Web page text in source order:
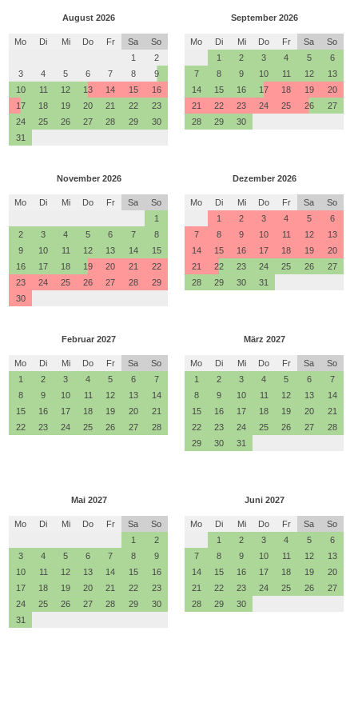
August 2026
Mo Di Mi Do Fr Sa
So
1
2
3
4 5 6 7 8
9
10
11 12 13 14 15
16
17
18 19 20 21 22
23
24
25 26 27 28 29
30
31
September 2026
Mo Di Mi Do Fr Sa
So
1
2 3 4 5
6
7
8 9 10 11 12
13
14
15 16 17 18 19
20
21
22 23 24 25 26
27
28
29 30
November 2026
Mo Di Mi Do Fr Sa
So
1
2
3 4 5 6 7
8
9
10 11 12 13 14
15
16
17 18 19 20 21
22
23
24 25 26 27 28
29
30
Dezember 2026
Mo Di Mi Do Fr Sa
So
1
2 3 4 5
6
7
8 9 10 11 12
13
14
15 16 17 18 19
20
21
22 23 24 25 26
27
28
29 30 31
Februar 2027
Mo Di Mi Do Fr Sa
So
1
2 3 4 5 6
7
8
9 10 11 12 13
14
15
16 17 18 19 20
21
22
23 24 25 26 27 28
März 2027
Mo Di Mi Do Fr Sa
So
1
2 3 4 5 6
7
8
9 10 11 12 13
14
15
16 17 18 19 20
21
22
23 24 25 26 27
28
29
30 31
Mai 2027
Mo Di Mi Do Fr Sa
So
1
2
3
4 5 6 7 8
9
10
11 12 13 14 15
16
17
18 19 20 21 22
23
24
25 26 27 28 29
30
31
Juni 2027
Mo Di Mi Do Fr Sa
So
1
2 3 4 5
6
7
8 9 10 11 12
13
14
15 16 17 18 19
20
21
22 23 24 25 26
27
28
29 30